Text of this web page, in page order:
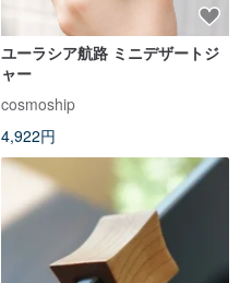
ユーラシア航路 ミニデザートジ
ャー
cosmoship
4,922円